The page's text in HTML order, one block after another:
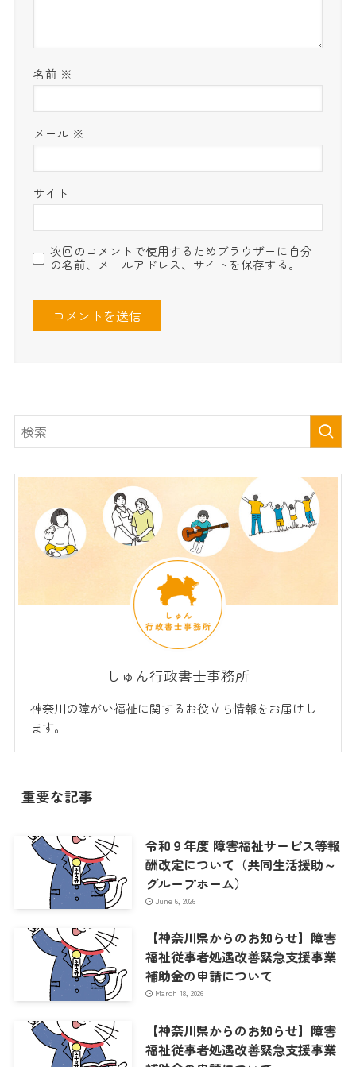
名前 ※
メール ※
サイト
次回のコメントで使用するためブラウザーに自分
の名前、メールアドレス、サイトを保存する。
しゅん行政書士事務所
神奈川の障がい福祉に関するお役立ち情報をお届けし
ます。
重要な記事
令和９年度 障害福祉サービス等報
酬改定について（共同生活援助～
グループホーム）
June 6, 2026
【神奈川県からのお知らせ】障害
福祉従事者処遇改善緊急支援事業
補助金の申請について
March 18, 2026
【神奈川県からのお知らせ】障害
福祉従事者処遇改善緊急支援事業